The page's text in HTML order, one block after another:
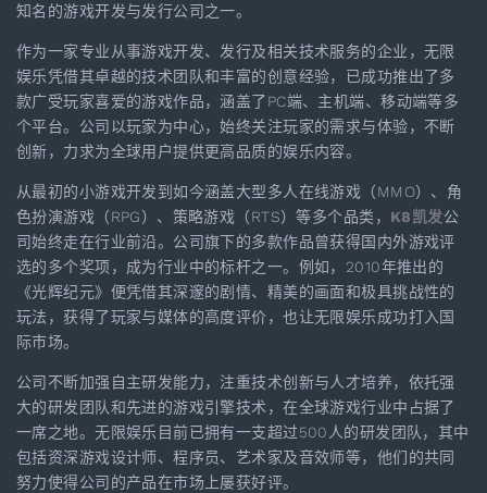
知名的游戏开发与发行公司之一。
作为一家专业从事游戏开发、发行及相关技术服务的企业，无限
娱乐凭借其卓越的技术团队和丰富的创意经验，已成功推出了多
款广受玩家喜爱的游戏作品，涵盖了PC端、主机端、移动端等多
个平台。公司以玩家为中心，始终关注玩家的需求与体验，不断
创新，力求为全球用户提供更高品质的娱乐内容。
从最初的小游戏开发到如今涵盖大型多人在线游戏（MMO）、角
色扮演游戏（RPG）、策略游戏（RTS）等多个品类， K8凯发公
司始终走在行业前沿。公司旗下的多款作品曾获得国内外游戏评
选的多个奖项，成为行业中的标杆之一。例如，2010年推出的
《光辉纪元》便凭借其深邃的剧情、精美的画面和极具挑战性的
玩法，获得了玩家与媒体的高度评价，也让无限娱乐成功打入国
际市场。
公司不断加强自主研发能力，注重技术创新与人才培养，依托强
大的研发团队和先进的游戏引擎技术，在全球游戏行业中占据了
一席之地。无限娱乐目前已拥有一支超过500人的研发团队，其中
包括资深游戏设计师、程序员、艺术家及音效师等，他们的共同
努力使得公司的产品在市场上屡获好评。